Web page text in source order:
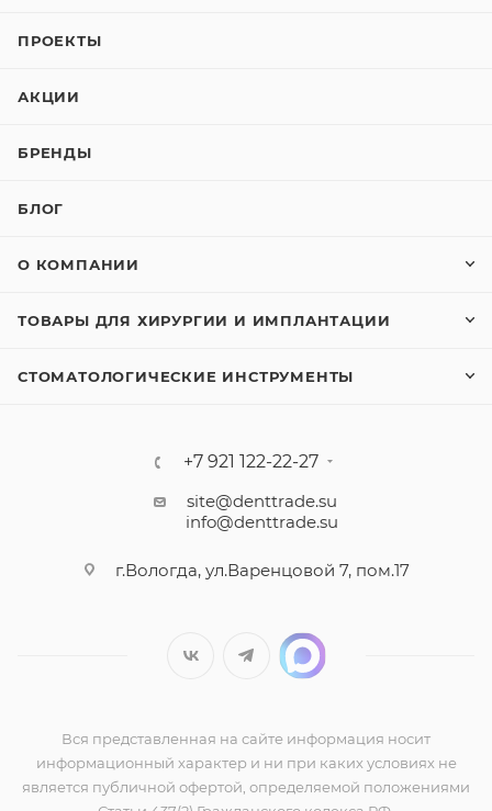
ПРОЕКТЫ
АКЦИИ
БРЕНДЫ
БЛОГ
О КОМПАНИИ
ТОВАРЫ ДЛЯ ХИРУРГИИ И ИМПЛАНТАЦИИ
СТОМАТОЛОГИЧЕСКИЕ ИНСТРУМЕНТЫ
+7 921 122-22-27
site@denttrade.su
info@denttrade.su
г.Вологда, ул.Варенцовой 7, пом.17
Вся представленная на сайте информация носит
информационный характер и ни при каких условиях не
является публичной офертой, определяемой положениями